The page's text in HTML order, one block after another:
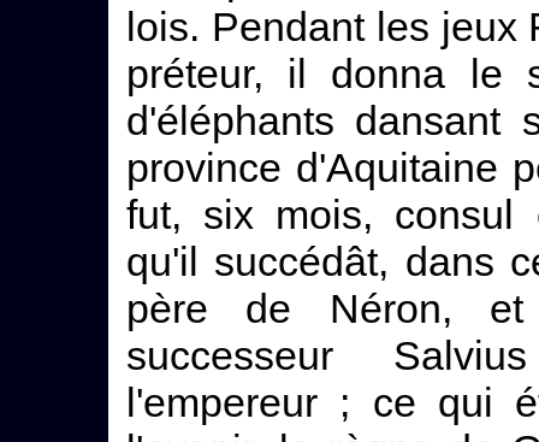
lois. Pendant les jeux
préteur, il donna le
d'éléphants dansant
province d'Aquitaine
fut, six mois, consul
qu'il succédât, dans
père de Néron,
successeur
l'empereur ; ce qui